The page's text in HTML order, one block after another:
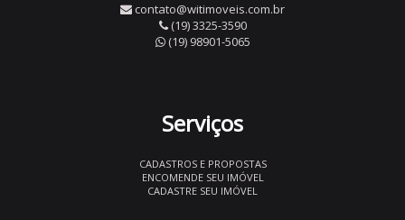
contato@witimoveis.com.br
(19) 3325-3590
(19) 98901-5065
Serviços
CADASTROS E PROPOSTAS
ENCOMENDE SEU IMÓVEL
CADASTRE SEU IMÓVEL